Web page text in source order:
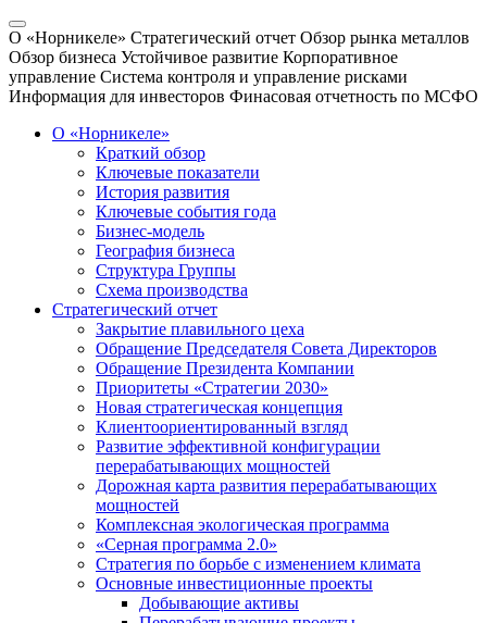
О «Норникеле» Стратегический отчет Обзор рынка металлов
Обзор бизнеса Устойчивое развитие Корпоративное
управление Система контроля и управление рисками
Информация для инвесторов Финасовая отчетность по МСФО
О «Норникеле»
Краткий обзор
Ключевые показатели
История развития
Ключевые события года
Бизнес-модель
География бизнеса
Структура Группы
Схема производства
Стратегический отчет
Закрытие плавильного цеха
Обращение Председателя Совета Директоров
Обращение Президента Компании
Приоритеты «Стратегии 2030»
Новая стратегическая концепция
Клиентоориентированный взгляд
Развитие эффективной конфигурации
перерабатывающих мощностей
Дорожная карта развития перерабатывающих
мощностей
Комплексная экологическая программа
«Серная программа 2.0»
Стратегия по борьбе с изменением климата
Основные инвестиционные проекты
Добывающие активы